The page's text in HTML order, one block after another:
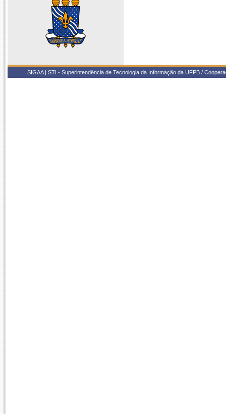
SIGAA | STI - Superintendência de Tecnologia da Informação da UFPB /